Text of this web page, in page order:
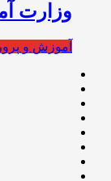
وزارت
آموزش و